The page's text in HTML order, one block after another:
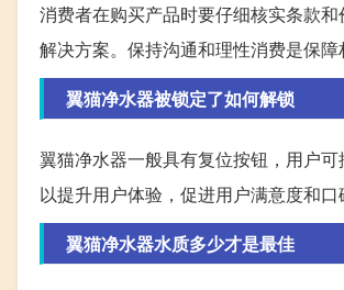
消费者在购买产品时要仔细核实条款
解决方案。保持沟通和理性消费是保障
翼猫净水器被锁定了如何解锁
翼猫净水器一般具有复位按钮，用户
以提升用户体验，促进用户满意度和口
翼猫净水器水质多少才是最佳